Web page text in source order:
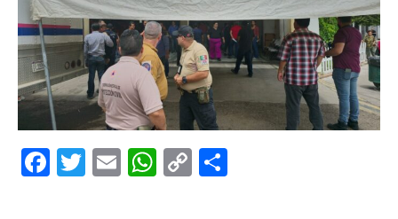
F T E W C